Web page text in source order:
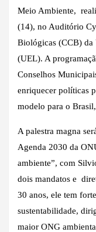
Meio Ambiente,
(14), no Auditório
Biológicas (CCB) da
(UEL). A
Conselhos
enriquecer políticas
modelo para o
A palestra magna
Agenda 2030 da
ambiente”, com
dois mandatos e
30 anos, ele tem
sustentabilidade,
maior ONG